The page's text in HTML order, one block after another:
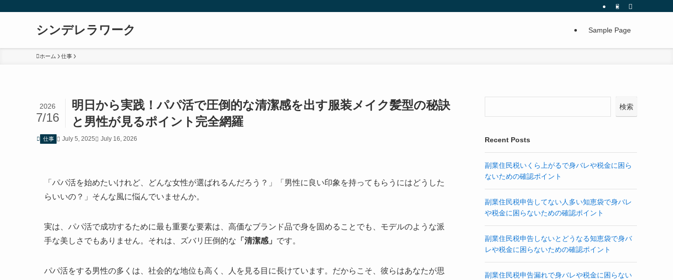
シンデレラワーク Sample Page
ホーム 仕事
明日から実践！パパ活で圧倒的な清潔感を出す服装メイク髪型の秘訣
と男性が見るポイント完全網羅
2026
7/16
仕事 July 5, 2025 July 16, 2026
「パパ活を始めたいけれど、どんな女性が選ばれるんだろう？」「男性に良い印象を持ってもらうにはどうした
らいいの？」そんな風に悩んでいませんか。
実は、パパ活で成功するために最も重要な要素は、高価なブランド品で身を固めることでも、モデルのような派
手な美しさでもありません。それは、ズバリ圧倒的な 「清潔感」 です。
パパ活をする男性の多くは、社会的な地位も高く、人を見る目に長けています。だからこそ、彼らはあなたが思
検索
Recent Posts
副業住民税いくら上がるで身バレや税金に困ら
ないための確認ポイント
副業住民税申告してない人多い知恵袋で身バレ
や税金に困らないための確認ポイント
副業住民税申告しないとどうなる知恵袋で身バ
レや税金に困らないための確認ポイント
副業住民税申告漏れで身バレや税金に困らない